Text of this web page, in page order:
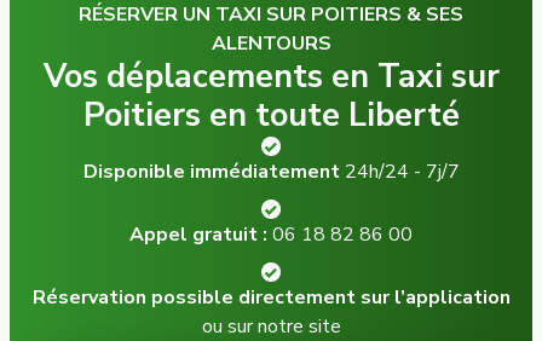
RÉSERVER UN TAXI SUR POITIERS & SES
ALENTOURS
Vos déplacements en Taxi sur
Poitiers en toute Liberté
Disponible immédiatement24h/24 - 7j/7
Appel gratuit : 06 18 82 86 00
Réservation possible directement sur l’application
ou sur notre site